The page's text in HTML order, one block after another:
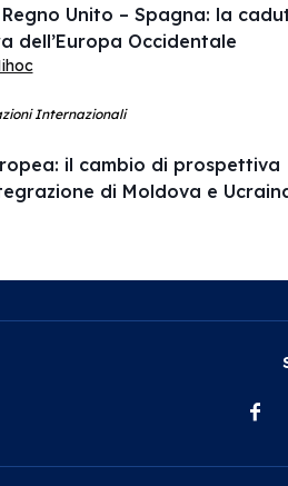
Unito – Spagna: la
dell’Europa Occidentale
Internazionali
il cambio di prospettiva
di Moldova e